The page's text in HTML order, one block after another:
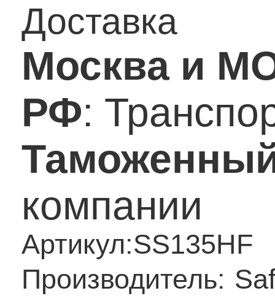
Доставка
Москва и
РФ:
компании
Артикул:SS135HF
Производитель: